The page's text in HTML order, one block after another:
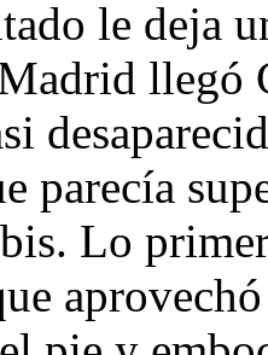
le deja
llegó
parecía
Lo